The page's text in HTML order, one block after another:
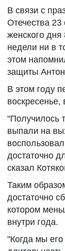
В связи с
Отечества
женского
недели ни в
этом
защиты
В этом году
воскресенье,
"Получилось
выпали на
достаточно
сказал
Таким
достаточно
котором
внутри года.
"Когда мы